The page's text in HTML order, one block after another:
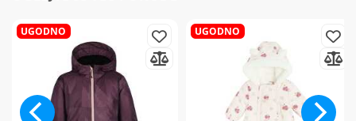
UGODNO UGODNO